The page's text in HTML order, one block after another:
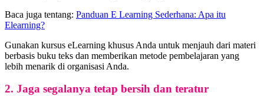
Baca juga tentang: Panduan E Learning Sederhana: Apa itu
Elearning?
Gunakan kursus eLearning khusus Anda untuk menjauh dari materi
berbasis buku teks dan memberikan metode pembelajaran yang
lebih menarik di organisasi Anda.
2. Jaga segalanya tetap bersih dan teratur